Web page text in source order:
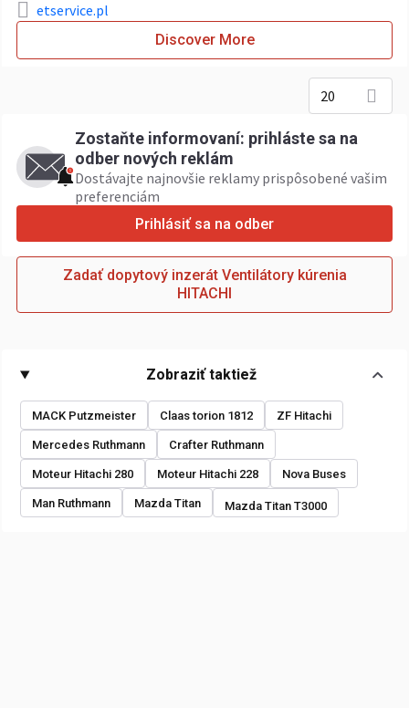
etservice.pl
Discover More
20
Zostaňte informovaní: prihláste sa na
odber nových reklám
Dostávajte najnovšie reklamy prispôsobené vašim
preferenciám
Prihlásiť sa na odber
Zadať dopytový inzerát Ventilátory kúrenia
HITACHI
Zobraziť taktiež
MACK Putzmeister Claas torion 1812 ZF Hitachi
Mercedes Ruthmann Crafter Ruthmann
Moteur Hitachi 280 Moteur Hitachi 228 Nova Buses
Man Ruthmann Mazda Titan Mazda Titan T3000